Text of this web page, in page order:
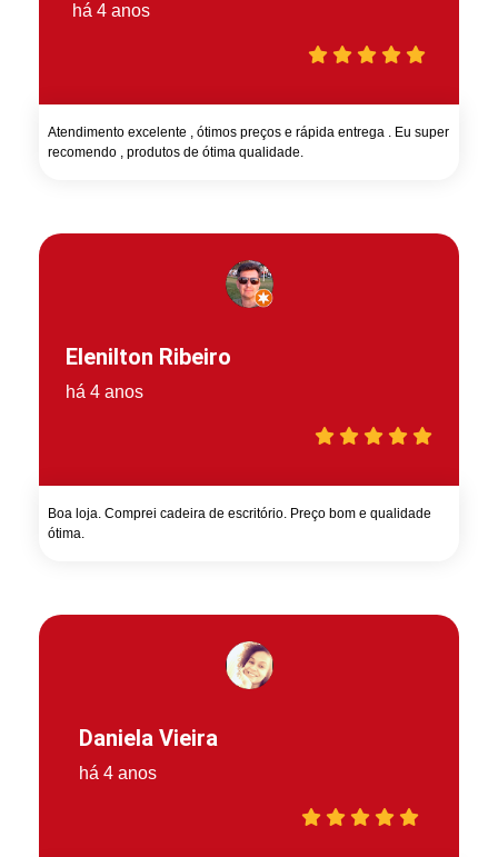
há 4 anos
Atendimento excelente , ótimos preços e rápida entrega . Eu super
recomendo , produtos de ótima qualidade.
Elenilton Ribeiro
há 4 anos
Boa loja. Comprei cadeira de escritório. Preço bom e qualidade
ótima.
Daniela Vieira
há 4 anos